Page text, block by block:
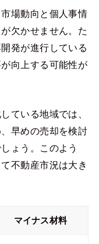
場動向と個人事情
欠かせません。た
発が進行している
向上する可能性が
ている地域では、
早めの売却を検討
ょう。このよう
不動産市況は大き
マイナス材料